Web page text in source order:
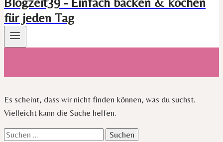
für jeden Tag
Es scheint, dass wir nicht finden können, was du suchst.
Vielleicht kann die Suche helfen.
Suchen